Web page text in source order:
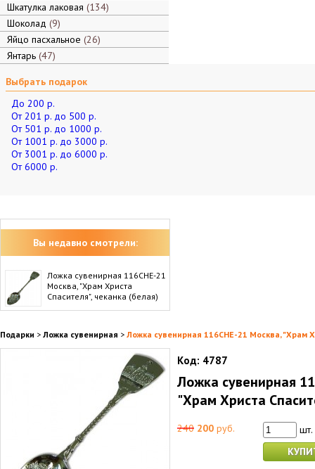
Шкатулка лаковая 134
Шоколад 9
Яйцо пасхальное 26
Янтарь 47
Выбрать подарок
До 200 р.
От 201 р. до 500 р.
От 501 р. до 1000 р.
От 1001 р. до 3000 р.
От 3001 р. до 6000 р.
От 6000 р.
Вы недавно смотрели:
Ложка сувенирная 116CHE-21
Москва, "Храм Христа
Спасителя", чеканка (белая)
Подарки > Ложка сувенирная > Ложка сувенирная 116CHE-21 Москва, "Храм
Код: 4787
Ложка сувенирная
"Храм Христа
240 200 руб.
шт.